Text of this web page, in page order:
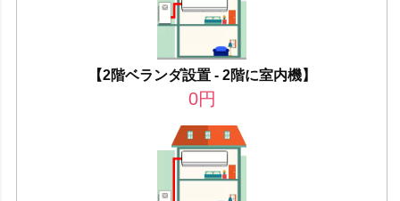
【2階ベランダ設置 - 2階に室内機】
0円